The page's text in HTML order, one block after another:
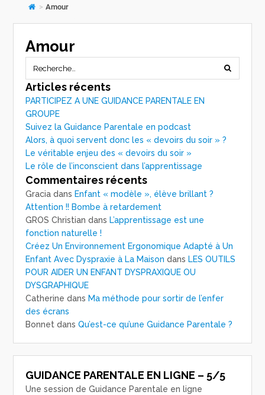
> Amour
Amour
Articles récents
PARTICIPEZ A UNE GUIDANCE PARENTALE EN
GROUPE
Suivez la Guidance Parentale en podcast
Alors, à quoi servent donc les « devoirs du soir » ?
Le véritable enjeu des « devoirs du soir »
Le rôle de l’inconscient dans l’apprentissage
Commentaires récents
Gracia dans Enfant « modèle », élève brillant ?
Attention !! Bombe à retardement
GROS Christian dans L’apprentissage est une
fonction naturelle !
Créez Un Environnement Ergonomique Adapté à Un
Enfant Avec Dyspraxie à La Maison dans LES OUTILS
POUR AIDER UN ENFANT DYSPRAXIQUE OU
DYSGRAPHIQUE
Catherine dans Ma méthode pour sortir de l’enfer
des écrans
Bonnet dansQu’est-ce qu’une Guidance Parentale ?
GUIDANCE PARENTALE EN LIGNE – 5/5
Une session de Guidance Parentale en ligne